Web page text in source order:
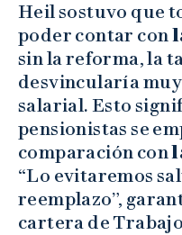
Heil sostuvo que
poder contar con
sin la reforma, la
desvincularía
salarial. Esto
pensionistas se
comparación con
“Lo evitaremos
reemplazo”,
cartera de